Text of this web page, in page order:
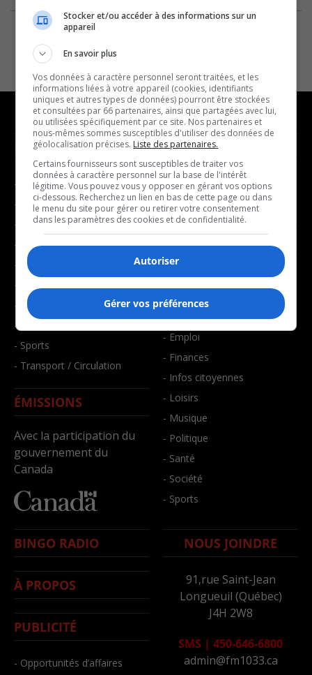
NOUVELLES
- Affaires municipales
- Communauté / Social
- Culture
- Économie
- Éducation
- Environnement
- Faits divers
- Santé et bien-être
- Sports
- Transport / Circulation
ÉMISSIONS
Avec la participation du
gouvernement du
Canada
MUSIQUE
- Décompte franco
- Joué récemment
BALADOS
- Affaires
- Art de vivre
- Bien-être
- Emploi
- Finances
- Infos citoyennes
- Loisirs
- Musique
- Politique
- Santé
- Société
- Sports
BINGO RADIO
À PROPOS
PUBLICITÉ
- Opportunités d’affaires
NOUS JOINDRE
91,rue Saint-Jean
Longueuil (Québec)
J4H 2W8
SMS | 450-646-6800
admin@fm1033.ca
Stocker et/ou accéder à des informations sur un
appareil
En savoir plus
Vos données à caractère personnel seront traitées, et les
informations liées à votre appareil (cookies, identifiants
uniques et autres types de données) pourront être stockées
et consultées par 66 partenaires, ainsi que partagées avec lui,
ou utilisées spécifiquement par ce site. Nos partenaires et
nous-mêmes sommes susceptibles d'utiliser des données de
géolocalisation précises. Liste des partenaires.
Certains fournisseurs sont susceptibles de traiter vos
données à caractère personnel sur la base de l'intérêt
légitime. Vous pouvez vous y opposer en gérant vos options
ci-dessous. Recherchez un lien en bas de cette page ou dans
le menu du site pour gérer ou retirer votre consentement
dans les paramètres des cookies et de confidentialité.
Autoriser
Gérer vos préférences